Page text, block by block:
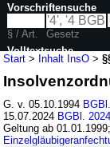
Start > Inhalt InsO >
G. v. 05.10.1994
15.07.2024 BGBl.
Geltung ab
Vorschriftensuche
§ / Art.
Gesetz
Volltextsuche
nur in InsO